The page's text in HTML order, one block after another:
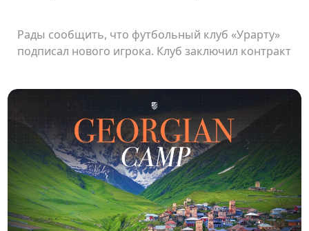
Рады сообщить, что футбольный клуб «Урарту»
подписал нового игрока. Клуб заключил контракт